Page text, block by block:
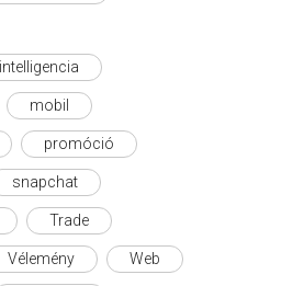
mobil
promóció
snapchat
Trade
Vélemény Web